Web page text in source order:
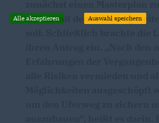
wie es mit dem Uferweg
Alle akzeptieren Auswahl speichern